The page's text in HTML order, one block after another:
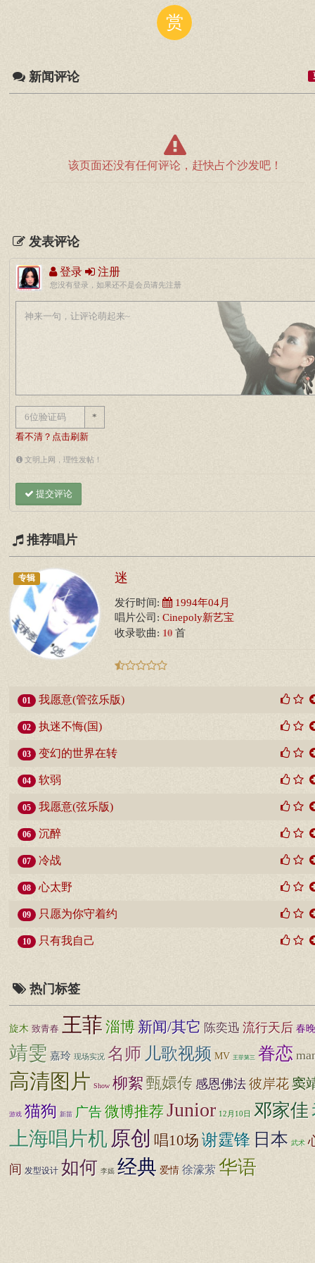
赏
新闻评论
该页面还没有任何评论，赶快占个沙发吧！
发表评论
登录 注册
您没有登录，如果还不是会员请先注册
*
看不清？点击刷新
文明上网，理性发帖！
提交评论
推荐唱片
专辑 迷
发行时间: 1994年04月
唱片公司: Cinepoly新艺宝
收录歌曲: 10 首
01 我愿意(管弦乐版)
02 执迷不悔(国)
03 变幻的世界在转
04 软弱
05 我愿意(弦乐版)
06 沉醉
07 冷战
08 心太野
09 只愿为你守着约
10 只有我自己
热门标签
旋木 致青春 王菲淄博 新闻/其它 陈奕迅 流行天后 春晚
靖雯 嘉玲 现场实况 名师 儿歌视频 MV 王菲第三 眷恋
高清图片 Show 柳絮甄嬛传 感恩佛法 彼岸花窦
游戏 猫狗 新苗 广告微博推荐Junior 12月10日 邓家佳
上海唱片机 原创 唱10场谢霆锋 日本 武术
间 发型设计 如何 李嫣 经典 爱情 徐濠萦 华语